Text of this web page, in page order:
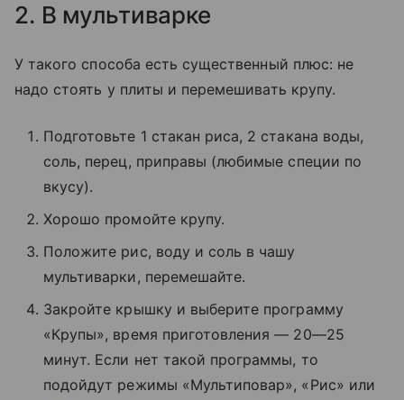
2. В мультиварке
У такого способа есть существенный плюс: не
надо стоять у плиты и перемешивать крупу.
Подготовьте 1 стакан риса, 2 стакана воды,
соль, перец, приправы (любимые специи по
вкусу).
Хорошо промойте крупу.
Положите рис, воду и соль в чашу
мультиварки, перемешайте.
Закройте крышку и выберите программу
«Крупы», время приготовления — 20—25
минут. Если нет такой программы, то
подойдут режимы «Мультиповар», «Рис» или